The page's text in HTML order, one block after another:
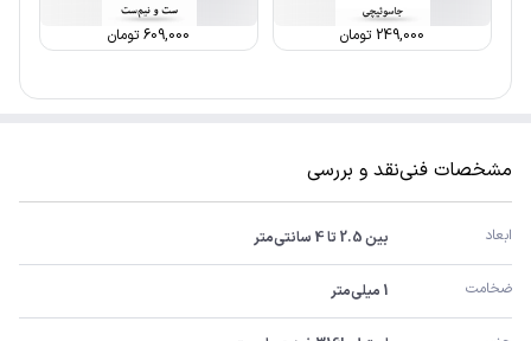
249,000 تومان 609,000تومان
مشخصات فنینقد و بررسی
ابعاد بین 2.5 تا 4 سانتی‌متر
ضخامت 1 میلی‌متر